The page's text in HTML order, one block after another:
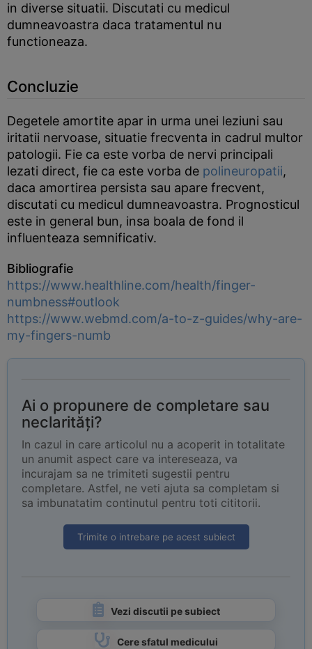
in diverse situatii. Discutati cu medicul
dumneavoastra daca tratamentul nu
functioneaza.
Concluzie
Degetele amortite apar in urma unei leziuni sau
iritatii nervoase, situatie frecventa in cadrul multor
patologii. Fie ca este vorba de nervi principali
lezati direct, fie ca este vorba de polineuropatii,
daca amortirea persista sau apare frecvent,
discutati cu medicul dumneavoastra. Prognosticul
este in general bun, insa boala de fond il
influenteaza semnificativ.
Bibliografie
https://www.healthline.com/health/finger-
numbness#outlook
https://www.webmd.com/a-to-z-guides/why-are-
my-fingers-numb
Ai o propunere de completare sau
neclarități?
In cazul in care articolul nu a acoperit in totalitate
un anumit aspect care va intereseaza, va
incurajam sa ne trimiteti sugestii pentru
completare. Astfel, ne veti ajuta sa completam si
sa imbunatatim continutul pentru toti cititorii.
Trimite o intrebare pe acest subiect
Vezi discutii pe subiect
Cere sfatul medicului